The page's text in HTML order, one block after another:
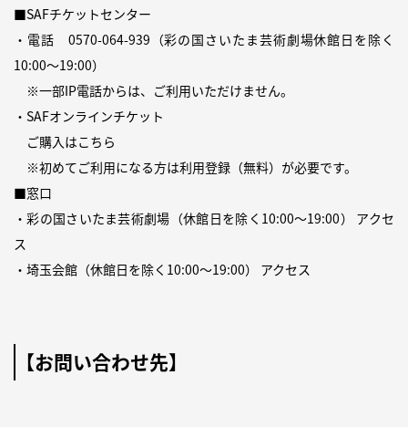
■SAFチケットセンター
・電話 0570-064-939 （彩の国さいたま芸術劇場休館日を除く
10:00〜19:00）
※一部IP電話からは、ご利用いただけません。
・SAFオンラインチケット
ご購入はこちら
※初めてご利用になる方は利用登録（無料） が必要です。
■窓口
・彩の国さいたま芸術劇場（休館日を除く10:00〜19:00） アクセ
ス
・埼玉会館（休館日を除く10:00〜19:00） アクセス
【お問い合わせ先】